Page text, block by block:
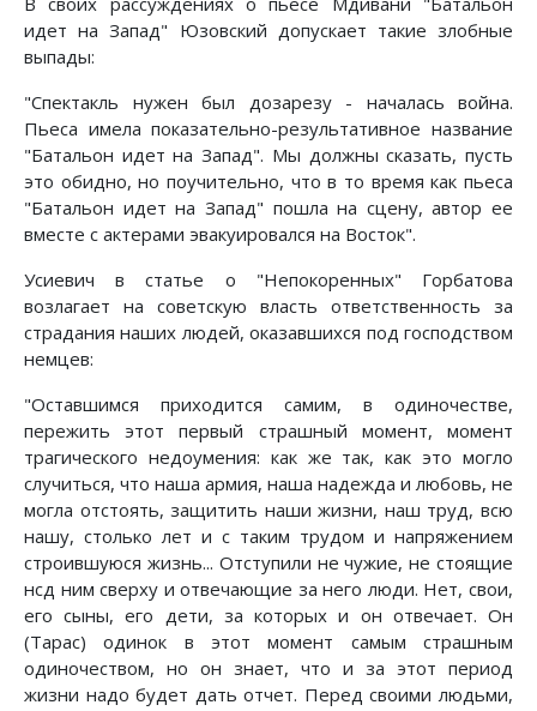
идет на Запад" Юзов­ский допускает такие злобные
выпады:
"Спектакль нужен был дозарезу - началась война.
Пьеса имела показа­тельно-результативное название
"Батальон идет на Запад". Мы должны ска­зать, пусть
это обидно, но поучительно, что в то время как пьеса
"Батальон идет на Запад" пошла на сцену, автор ее
вместе с актерами эвакуировался на Восток".
Усиевич в статье о "Непокоренных" Горбатова
возлагает на советскую власть ответственность за
страдания наших людей, оказавшихся под господством
немцев:
"Оставшимся приходится самим, в одиночестве,
пережить этот первый страшный момент, момент
трагического недоумения: как же так, как это могло
случиться, что наша армия, наша надежда и любовь, не
могла отсто­ять, защитить наши жизни, наш труд, всю
нашу, столько лет и с таким тру­дом и напряжением
строившуюся жизнь... Отступили не чужие, не стоящие
нсд ним сверху и отвечающие за него люди. Нет, свои,
его сыны, его дети, за которых и он отвечает. Он
(Тарас) одинок в этот момент самым страш­ным
одиночеством, но он знает, что и за этот период
жизни надо будет дать отчет. Перед своими людьми,